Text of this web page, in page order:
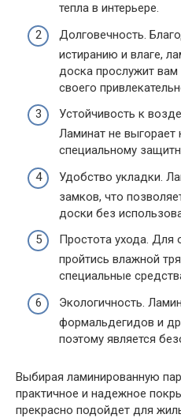
тепла в интерьере.
Долговечность.
истиранию и влаге,
доска прослужит вам
своего
Устойчивость к
Ламинат не выгорает
специальному
Удобство укладки.
замков, что
доски без
Простота ухода. Для
пройтись влажной
специальные
Экологичность.
формальдегидов и
поэтому является
Выбирая ламинированную
практичное и надежное
прекрасно подойдет для